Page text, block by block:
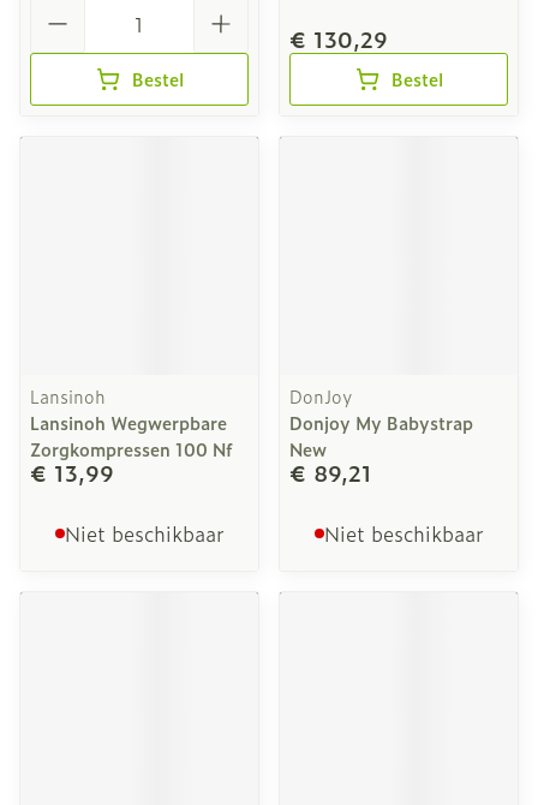
Bestel
€ 130,29
Bestel
Lansinoh
Lansinoh Wegwerpbare
Zorgkompressen 100 Nf
€ 13,99
Niet beschikbaar
DonJoy
Donjoy My Babystrap
New
€ 89,21
Niet beschikbaar